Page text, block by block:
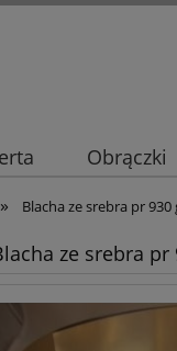
Obrączki
» Blacha ze srebra pr 930
ze srebra pr